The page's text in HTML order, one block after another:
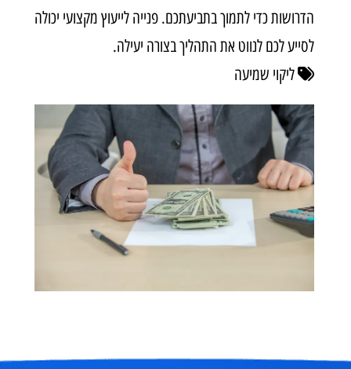
הדרושות כדי לתמוך בתביעתכם. פנייה לייעוץ מקצועי יכולה
לסייע לכם לנווט את התהליך בצורה יעילה.
ליקוי שמיעה